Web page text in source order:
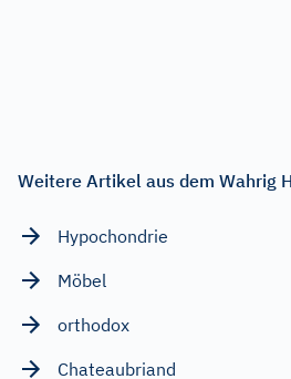
Weitere Artikel aus dem Wahrig
Hypochondrie
Möbel
orthodox
Chateaubriand